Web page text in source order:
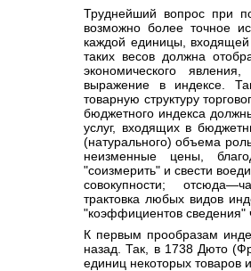
Труднейший вопрос при
возможно более точное
каждой единицы,
таких весов должна
экономического
выражение в индексе.
товарную структуру
бюджетного индекса
услуг, входящих в
(натурального) объема
неизменные цены,
"соизмерить" и свести
совокупности;
трактовка любых видов
"коэффициентов сведения"
К первым прообразам
назад. Так, в 1738 Дюто
единиц некоторых товаров